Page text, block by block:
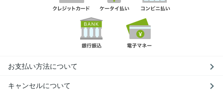
お支払い方法について
キャンセルについて